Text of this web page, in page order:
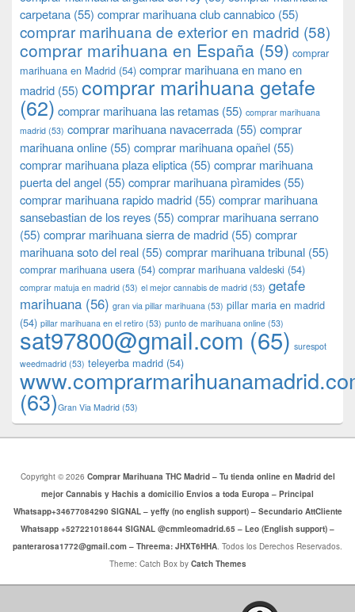
carpetana (55) comprar marihuana club cannabico (55)
comprar marihuana de exterior en madrid (58)
comprar marihuana en España (59) comprar
marihuana en Madrid (54) comprar marihuana en mano en
madrid (55) comprar marihuana getafe
(62) comprar marihuana las retamas (55) comprar marihuana
madrid (53) comprar marihuana navacerrada (55) comprar
marihuana online (55) comprar marihuana opañel (55)
comprar marihuana plaza eliptica (55) comprar marihuana
puerta del angel (55) comprar marihuana pìramides (55)
comprar marihuana rapido madrid (55) comprar marihuana
sansebastian de los reyes (55) comprar marihuana serrano
(55) comprar marihuana sierra de madrid (55) comprar
marihuana soto del real (55) comprar marihuana tribunal (55)
comprar marihuana usera (54) comprar marihuana valdeski (54)
comprar matuja en madrid (53) el mejor cannabis de madrid (53) getafe
marihuana (56) gran via pillar marihuana (53) pillar maria en madrid
(54) pillar marihuana en el retiro (53) punto de marihuana online (53)
sat97800@gmail.com (65) surespot
weedmadrid (53) teleyerba madrid (54)
(63)​​Gran Via Madrid (53)
Copyright © 2026 Comprar Marihuana THC Madrid – Tu tienda online en Madrid del
mejor Cannabis y Hachis a domicilio Envios a toda Europa – Principal
Whatsapp+34677084290 SIGNAL – yeffy (no english support) – Secundario AttCliente
Whatsapp +527221018644 SIGNAL @cmmleomadrid.65 – Leo (English support) –
panterarosa1772@gmail.com – Threema: JHXT6HHA. Todos los Derechos Reservados.
Theme: Catch Box by Catch Themes